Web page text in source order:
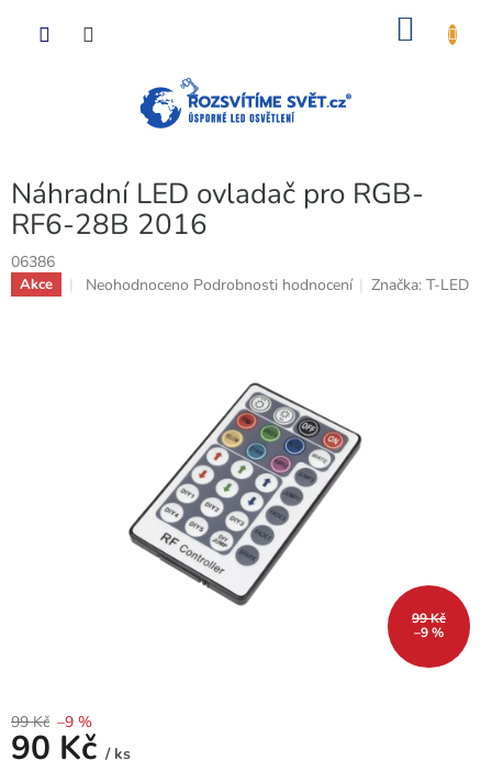
Náhradní LED ovladač pro RGB-
RF6-28B 2016
06386
Akce
Průměrné
Neohodnoceno Podrobnosti hodnocení Značka:T-LED
99 Kč
–9 %
99 Kč –9 %
90 Kč / ks